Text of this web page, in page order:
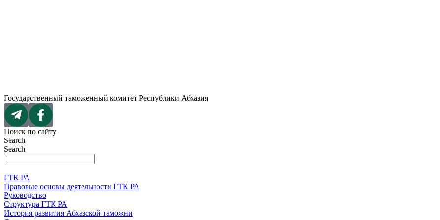
Государственный таможенный комитет Республики Абхазия
Поиск по сайту
Search
Search
ГТК РА
Правовые основы деятельности ГТК РА
Руководство
Структура ГТК РА
История развития Абхазской таможни